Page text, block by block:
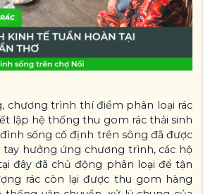
chương trình thí điểm phân loại rác
lập hệ thống thu gom rác thải sinh
sống cố định trên sông đã được
hưởng ứng chương trình, các hộ
đây đã chủ động phân loại để tận
rác còn lại được thu gom hàng